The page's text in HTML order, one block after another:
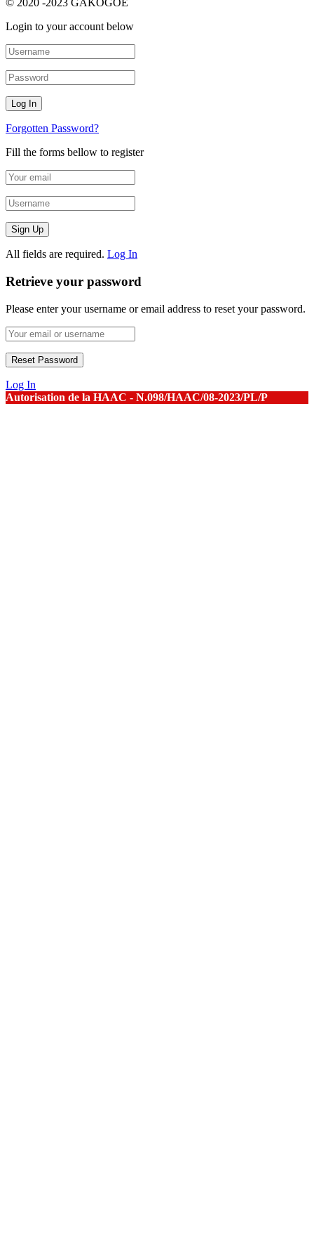
© 2020 -2023 GAKOGOE
Login to your account below
Forgotten Password?
Fill the forms bellow to register
All fields are required. Log In
Retrieve your password
Please enter your username or email address to reset your password.
Log In
Autorisation de la HAAC - N.098/HAAC/08-2023/PL/P